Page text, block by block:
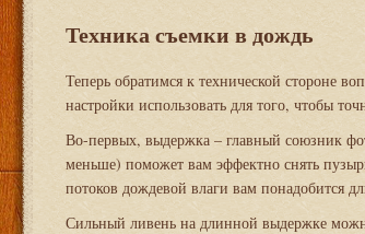
Техника съемки в дождь
Теперь обратимся к технической стороне
настройки использовать для того, чтобы
Во-первых, выдержка – главный союзник
меньше) поможет вам эффектно снять
потоков дождевой влаги вам понадобится
Сильный ливень на длинной выдержке